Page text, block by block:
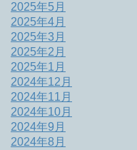
2025年5月
2025年4月
2025年3月
2025年2月
2025年1月
2024年12月
2024年11月
2024年10月
2024年9月
2024年8月